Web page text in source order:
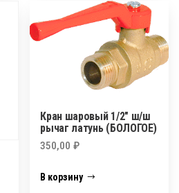
Кран шаровый 1/2″ ш/ш
рычаг латунь (БОЛОГОЕ)
350,00₽
В корзину